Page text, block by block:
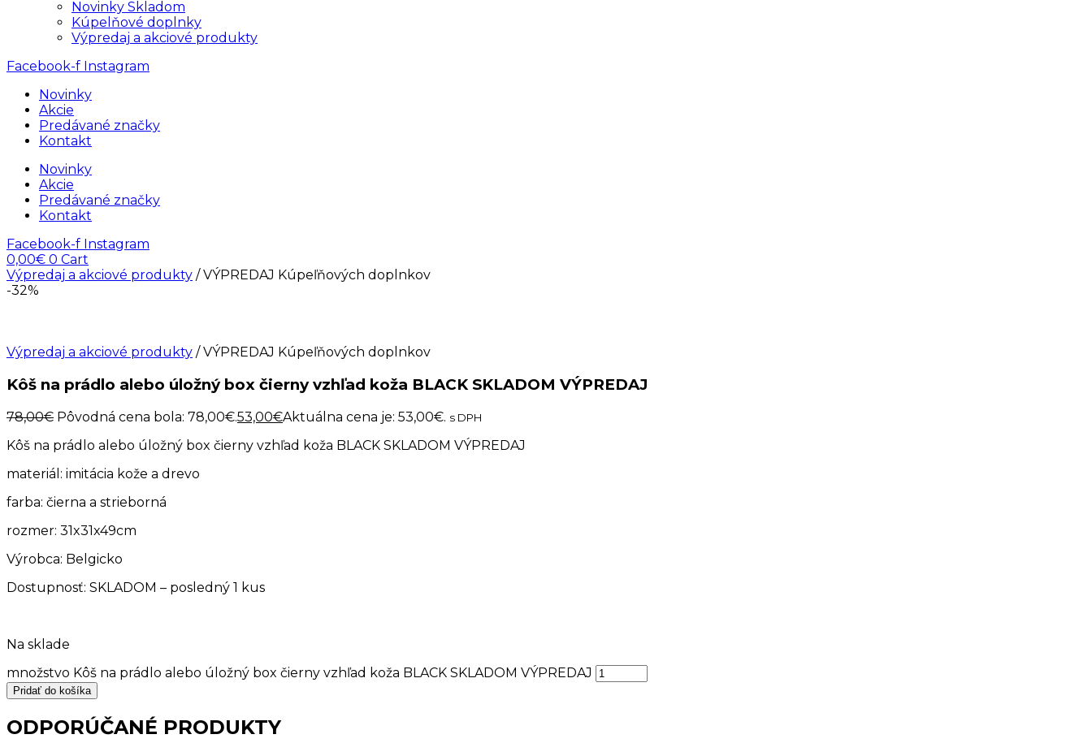
Novinky Skladom
Kúpelňové doplnky
Výpredaj a akciové produkty
Facebook-f Instagram
Novinky
Akcie
Predávané značky
Kontakt
Novinky
Akcie
Predávané značky
Kontakt
Facebook-f Instagram
0,00€ 0 Cart
Výpredaj a akciové produkty / VÝPREDAJ Kúpeľňových doplnkov
-32%
Výpredaj a akciové produkty / VÝPREDAJ Kúpeľňových doplnkov
Kôš na prádlo alebo úložný box čierny vzhľad koža BLACK SKLADOM VÝPREDAJ
78,00€ Pôvodná cena bola: 78,00€.53,00€Aktuálna cena je: 53,00€. s DPH
Kôš na prádlo alebo úložný box čierny vzhľad koža BLACK SKLADOM VÝPREDAJ
materiál: imitácia kože a drevo
farba: čierna a strieborná
rozmer: 31x31x49cm
Výrobca: Belgicko
Dostupnosť: SKLADOM – posledný 1 kus
Na sklade
množstvo Kôš na prádlo alebo úložný box čierny vzhľad koža BLACK SKLADOM VÝPREDAJ
Pridať do košíka
ODPORÚČANÉ PRODUKTY